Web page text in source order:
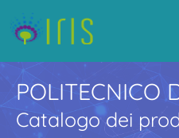
POLITECNICO
Catalogo dei